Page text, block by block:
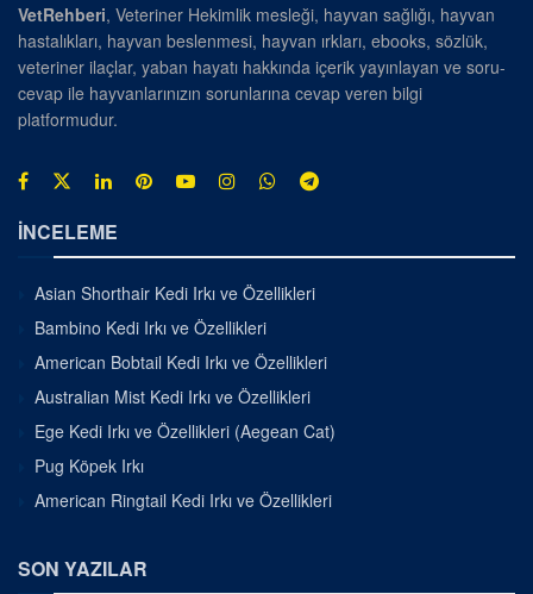
VetRehberi, Veteriner Hekimlik mesleği, hayvan sağlığı, hayvan
hastalıkları, hayvan beslenmesi, hayvan ırkları, ebooks, sözlük,
veteriner ilaçlar, yaban hayatı hakkında içerik yayınlayan ve soru-
cevap ile hayvanlarınızın sorunlarına cevap veren bilgi
platformudur.
İNCELEME
Asian Shorthair Kedi Irkı ve Özellikleri
Bambino Kedi Irkı ve Özellikleri
American Bobtail Kedi Irkı ve Özellikleri
Australian Mist Kedi Irkı ve Özellikleri
Ege Kedi Irkı ve Özellikleri (Aegean Cat)
Pug Köpek Irkı
American Ringtail Kedi Irkı ve Özellikleri
SON YAZILAR